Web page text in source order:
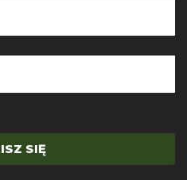
SIĘ